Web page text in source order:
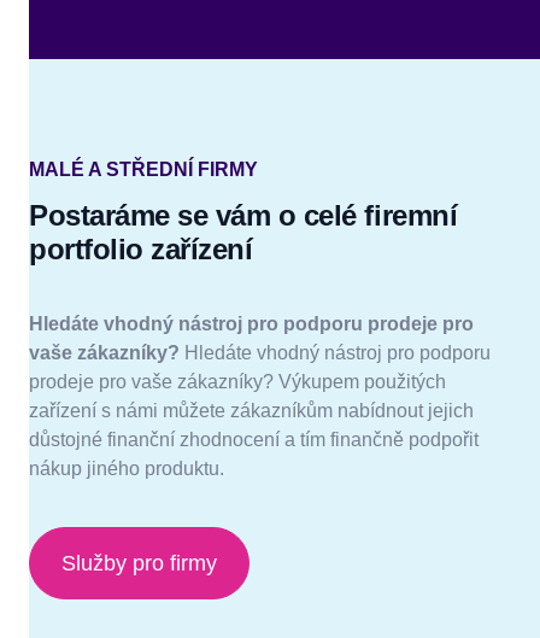
MALÉ A STŘEDNÍ FIRMY
Postaráme se vám o celé firemní
portfolio zařízení
Hledáte vhodný nástroj pro podporu prodeje pro
vaše zákazníky? Hledáte vhodný nástroj pro podporu
prodeje pro vaše zákazníky? Výkupem použitých
zařízení s námi můžete zákazníkům nabídnout jejich
důstojné finanční zhodnocení a tím finančně podpořit
nákup jiného produktu.
Služby pro firmy